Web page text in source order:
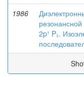
1986
резонансной
2p¹ P₁.